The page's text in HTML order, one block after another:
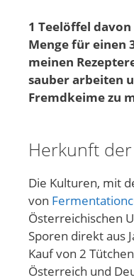
1 Teelöffel
Menge für einen
meinen
sauber arbeiten
Fremdkeime zu
Herkunft
Die Kulturen, mit
von
Österreichischen
Sporen direkt aus
Kauf von 2
Österreich und